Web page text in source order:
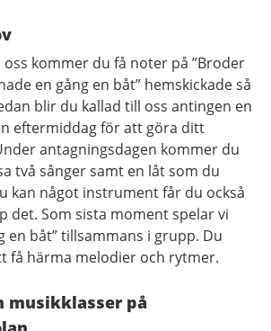
kommer du få noter på ”Broder
en gång en båt” hemskickade så
blir du kallad till oss antingen en
eftermiddag för att göra ditt
antagningsdagen kommer du
två sånger samt en låt som du
kan något instrument får du också
det. Som sista moment spelar vi
en båt” tillsammans i grupp. Du
få härma melodier och rytmer.
musikklasser på